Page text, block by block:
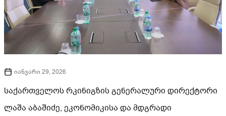
იანვარი 29, 2026
საქართველოს რკინიგზის გენერალური დირექტორი
ლაშა აბაშიძე, ეკონომიკისა და მდგრადი